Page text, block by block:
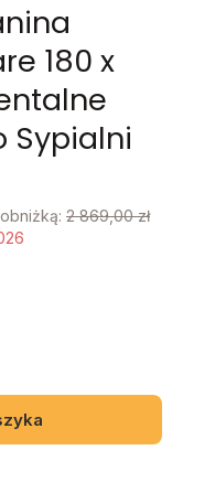
180 x
Sypialni
2 869,00 zł